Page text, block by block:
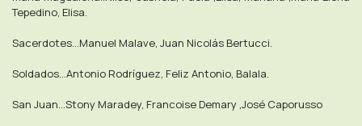
Tepedino, Elisa.
Sacerdotes...Manuel Malave, Juan Nicolás Bertucci.
Soldados...Antonio Rodríguez, Feliz Antonio, Balala.
San Juan...Stony Maradey, Francoise Demary ,José Caporusso